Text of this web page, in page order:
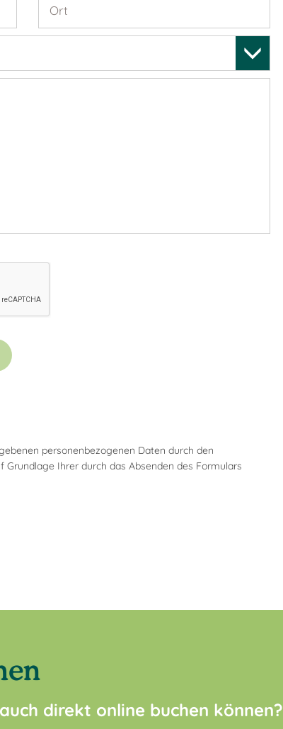
Ort
personenbezogenen Daten durch den
Ihrer durch das Absenden des Formulars
direkt online buchen können?